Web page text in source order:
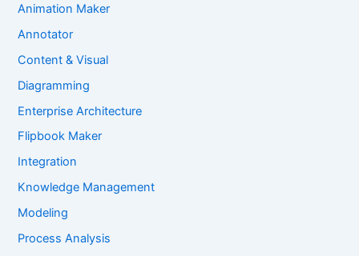
Animation Maker
Annotator
Content & Visual
Diagramming
Enterprise Architecture
Flipbook Maker
Integration
Knowledge Management
Modeling
Process Analysis